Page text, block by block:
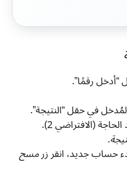
رقمًا”.
في حقل “النتيجة”.
(الافتراضي 2).
.
حساب جديد، انقر زرمسح